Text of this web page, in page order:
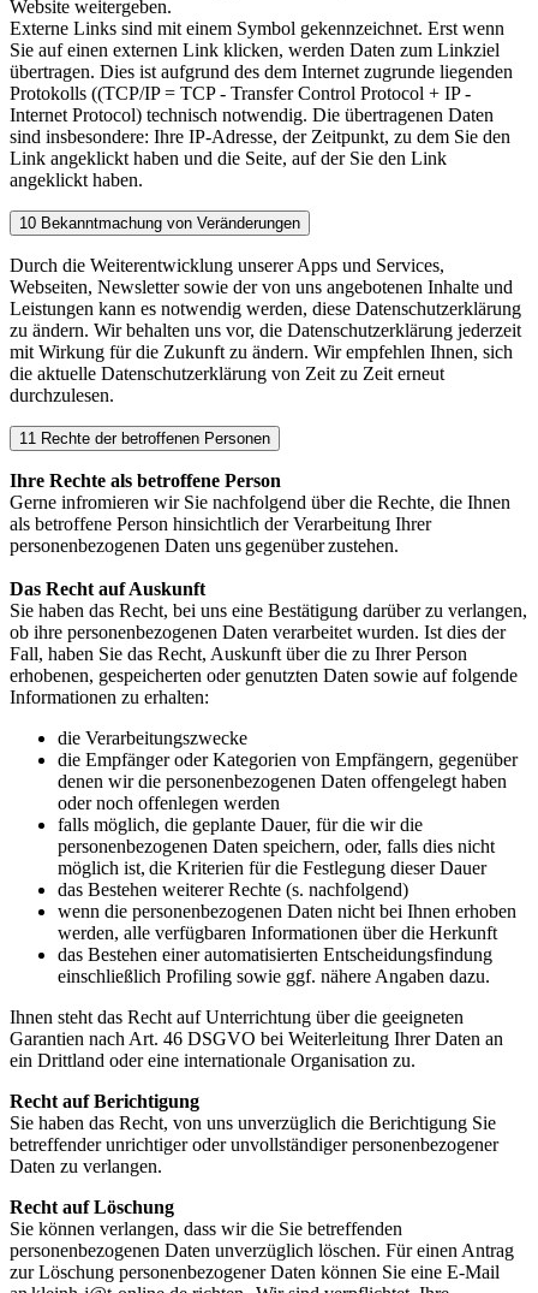
Website weitergeben.
Externe Links sind mit einem Symbol gekennzeichnet. Erst wenn
Sie auf einen externen Link klicken, werden Daten zum Linkziel
übertragen. Dies ist aufgrund des dem Internet zugrunde liegenden
Protokolls ((TCP/IP = TCP - Transfer Control Protocol + IP -
Internet Protocol) technisch notwendig. Die übertragenen Daten
sind insbesondere: Ihre IP-Adresse, der Zeitpunkt, zu dem Sie den
Link angeklickt haben und die Seite, auf der Sie den Link
angeklickt haben.
10 Bekanntmachung von Veränderungen
Durch die Weiterentwicklung unserer Apps und Services,
Webseiten, Newsletter sowie der von uns angebotenen Inhalte und
Leistungen kann es notwendig werden, diese Datenschutzerklärung
zu ändern. Wir behalten uns vor, die Datenschutzerklärung jederzeit
mit Wirkung für die Zukunft zu ändern. Wir empfehlen Ihnen, sich
die aktuelle Datenschutzerklärung von Zeit zu Zeit erneut
durchzulesen.
11 Rechte der betroffenen Personen
Ihre Rechte als betroffene Person
Gerne infromieren wir Sie nachfolgend über die Rechte, die Ihnen
als betroffene Person hinsichtlich der Verarbeitung Ihrer
personenbezogenen Daten uns gegenüber zustehen.
Das Recht auf Auskunft
Sie haben das Recht, bei uns eine Bestätigung darüber zu verlangen,
ob ihre personenbezogenen Daten verarbeitet wurden. Ist dies der
Fall, haben Sie das Recht, Auskunft über die zu Ihrer Person
erhobenen, gespeicherten oder genutzten Daten sowie auf folgende
Informationen zu erhalten:
die Verarbeitungszwecke
die Empfänger oder Kategorien von Empfängern, gegenüber
denen wir die personenbezogenen Daten offengelegt haben
oder noch offenlegen werden
falls möglich, die geplante Dauer, für die wir die
personenbezogenen Daten speichern, oder, falls dies nicht
möglich ist, die Kriterien für die Festlegung dieser Dauer
das Bestehen weiterer Rechte (s. nachfolgend)
wenn die personenbezogenen Daten nicht bei Ihnen erhoben
werden, alle verfügbaren Informationen über die Herkunft
das Bestehen einer automatisierten Entscheidungsfindung
einschließlich Profiling sowie ggf. nähere Angaben dazu.
Ihnen steht das Recht auf Unterrichtung über die geeigneten
Garantien nach Art. 46 DSGVO bei Weiterleitung Ihrer Daten an
ein Drittland oder eine internationale Organisation zu.
Recht auf Berichtigung
Sie haben das Recht, von uns unverzüglich die Berichtigung Sie
betreffender unrichtiger oder unvollständiger personenbezogener
Daten zu verlangen.
Recht auf Löschung
Sie können verlangen, dass wir die Sie betreffenden
personenbezogenen Daten unverzüglich löschen. Für einen Antrag
zur Löschung personenbezogener Daten können Sie eine E-Mail